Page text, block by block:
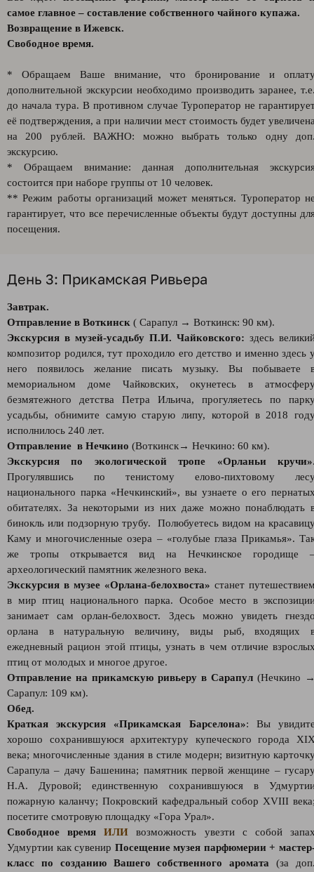
самое главное – составление собственного чайного купажа.
Возвращение в Ижевск.
Свободное время.
* Обращаем Ваше внимание, что бронирование и
дополнительной экскурсии необходимо производить заранее,
до начала тура. В противном случае Туроператор не
её подтверждения, а при наличии мест стоимость будет
на 200 рублей. ВАЖНО: можно выбрать только одну
экскурсию.
* Обращаем внимание: данная дополнительная
состоится при наборе группы от 10 человек.
** Режим работы организаций может меняться. Туроператор
гарантирует, что все перечисленные объекты будут доступны
посещения.
День 3: Прикамская Ривьера
Завтрак.
Отправление в Воткинск ( Сарапул → Воткинск: 90 км).
Экскурсия в музей-усадьбу П.И. Чайковского: здесь
композитор родился, тут проходило его детство и именно здесь
него появилось желание писать музыку. Вы побываете
мемориальном доме Чайковских, окунетесь в
безмятежного детства Петра Ильича, прогуляетесь по
усадьбы, обнимите самую старую липу, которой в 2018
исполнилось 240 лет.
Отправление в Нечкино (Воткинск→ Нечкино: 60 км).
Экскурсия по экологической тропе «Орланьи кручи»
Прогулявшись по тенистому елово-пихтовому
национального парка «Нечкинский», вы узнаете о его
обитателях. За некоторыми из них даже можно понаблюдать
бинокль или подзорную трубу. Полюбуетесь видом на
Каму и многочисленные озера – «голубые глаза Прикамья».
же тропы открывается вид на Нечкинское городище
археологический памятник железного века.
Экскурсия в музее «Орлана-белохвоста» станет
в мир птиц национального парка. Особое место в
занимает сам орлан-белохвост. Здесь можно увидеть
орлана в натуральную величину, виды рыб, входящих
ежедневный рацион этой птицы, узнать в чем отличие
птиц от молодых и многое другое.
Отправление на прикамскую ривьеру в Сарапул (Нечкино
Сарапул: 109 км).
Обед.
Краткая экскурсия «Прикамская Барселона»: Вы
хорошо сохранившуюся архитектуру купеческого города
века; многочисленные здания в стиле модерн; визитную
Сарапула – дачу Башенина; памятник первой женщине –
Н.А. Дуровой; единственную сохранившуюся в
пожарную каланчу; Покровский кафедральный собор XVIII
посетите смотровую площадку «Гора Урал».
Свободное времяИЛИ возможность увезти с собой
Удмуртии как сувенир Посещение музея парфюмерии +
класс по созданию Вашего собственного аромата (за